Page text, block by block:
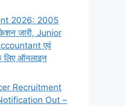
2026: 2005
जारी, Junior
एवं
ऑनलाइन
Recruitment
Out –